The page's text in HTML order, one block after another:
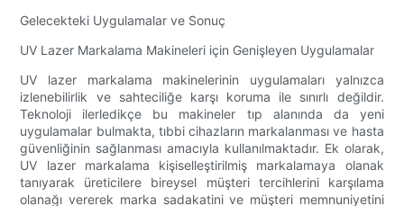
Gelecekteki Uygulamalar ve Sonuç
UV Lazer Markalama Makineleri için Genişleyen Uygulamalar
UV lazer markalama makinelerinin uygulamaları yalnızca
izlenebilirlik ve sahteciliğe karşı koruma ile sınırlı değildir.
Teknoloji ilerledikçe bu makineler tıp alanında da yeni
uygulamalar bulmakta, tıbbi cihazların markalanması ve hasta
güvenliğinin sağlanması amacıyla kullanılmaktadır. Ek olarak,
UV lazer markalama kişiselleştirilmiş markalamaya olanak
tanıyarak üreticilere bireysel müşteri tercihlerini karşılama
olanağı vererek marka sadakatini ve müşteri memnuniyetini